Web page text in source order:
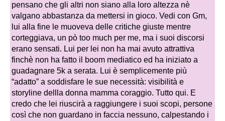
pensano che gli altri non siano alla loro altezza nè
valgano abbastanza da mettersi in gioco. Vedi con Gm,
lui alla fine le muoveva delle critiche giuste mentre
corteggiava, un pò too much per me, ma i suoi discorsi
erano sensati. Lui per lei non ha mai avuto attrattiva
finchè non ha fatto il boom mediatico ed ha iniziato a
guadagnare 5k a serata. Lui è semplicemente più
“adatto” a soddisfare le sue necessità: visibilità e
storyline dellla donna mamma coraggio. Tutto qui. E
credo che lei riuscirà a raggiungere i suoi scopi, persone
così che non guardano in faccia nessuno, calpestando i